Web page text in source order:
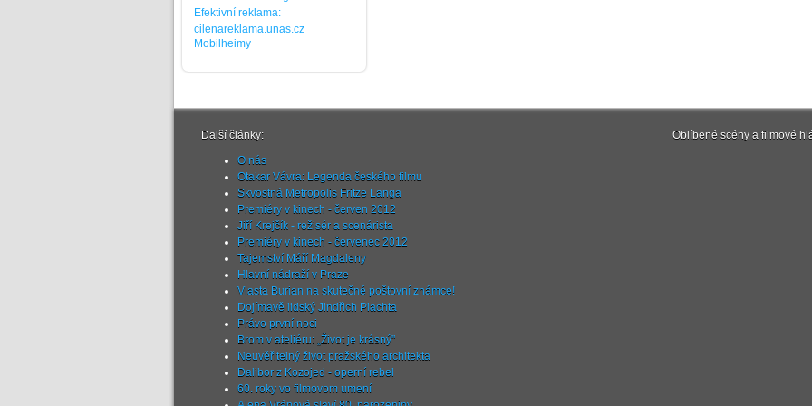
Efektivní reklama:
cilenareklama.unas.cz
Mobilheimy
Další články:
O nás
Otakar Vávra: Legenda českého filmu
Skvostná Metropolis Fritze Langa
Premiéry v kinech - červen 2012
Jiří Krejčík - režisér a scenárista
Premiéry v kinech - červenec 2012
Tajemství Máří Magdaleny
Hlavní nádraží v Praze
Vlasta Burian na skutečné poštovní známce!
Dojímavě lidský Jindřich Plachta
Právo první noci
Brom v ateliéru: „Život je krásný"
Neuvěřitelný život pražského architekta
Dalibor z Kozojed - operní rebel
60. roky vo filmovom umení
Oblíbené scény a filmové